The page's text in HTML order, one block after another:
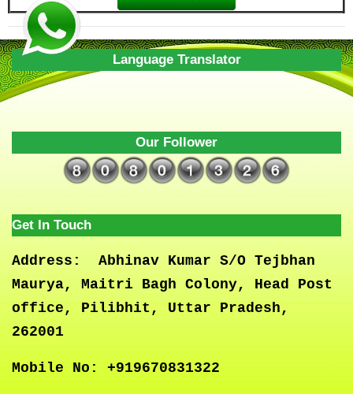
Language Translator
Our Follower
Get In Touch
Address:
Abhinav Kumar S/O Tejbhan
Maurya, Maitri Bagh Colony, Head Post
office, Pilibhit, Uttar Pradesh,
262001
Mobile No: +919670831322